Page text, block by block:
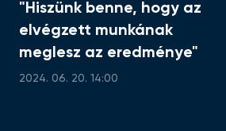
"Hiszünk benne, hogy az
elvégzett munkának
meglesz az eredménye"
2024. 06. 20. 14:00